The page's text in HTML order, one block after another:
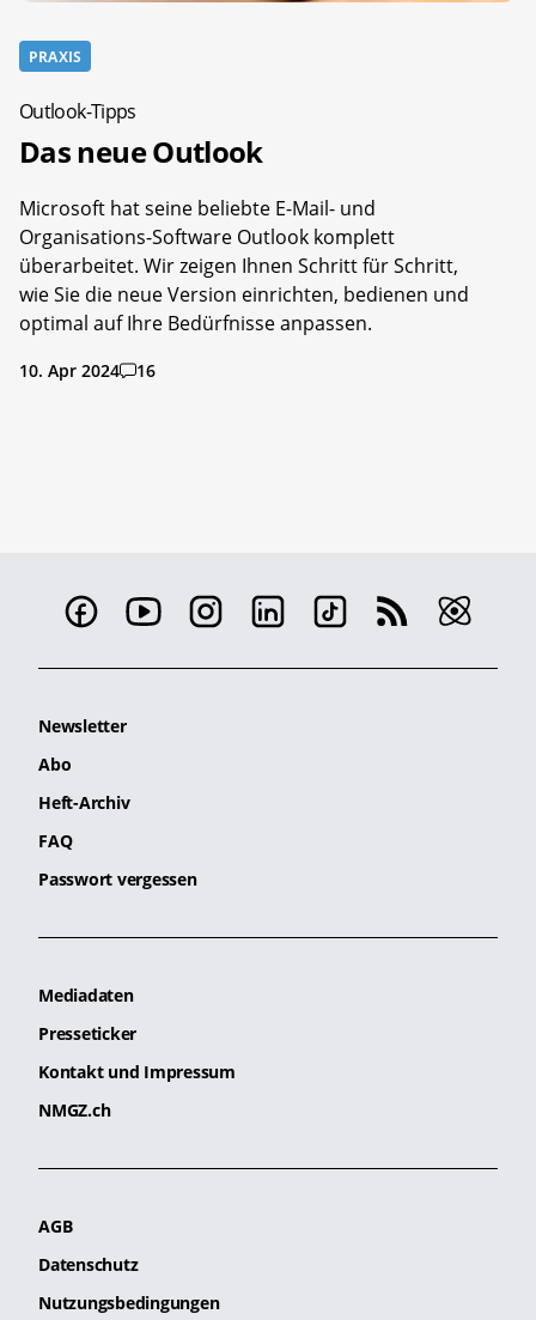
PRAXIS
Outlook-Tipps
Das neue Outlook
Microsoft hat seine beliebte E-Mail- und
Organisations-Software Outlook komplett
überarbeitet. Wir zeigen Ihnen Schritt für Schritt,
wie Sie die neue Version einrichten, bedienen und
optimal auf Ihre Bedürfnisse anpassen.
10. Apr 2024 16
Newsletter
Abo
Heft-Archiv
FAQ
Passwort vergessen
Mediadaten
Presseticker
Kontakt und Impressum
NMGZ.ch
AGB
Datenschutz
Nutzungsbedingungen